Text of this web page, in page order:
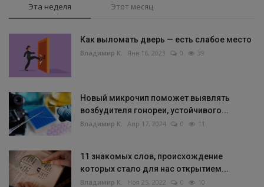
Эта неделя Этот месяц
Как выломать дверь — есть слабое место
Владимир К. Янв 16, 2023 0 39
Новый микрочип поможет выявлять
возбудителя гонореи, устойчивого...
Владимир К. Апр 17, 2024 0 11
11 знакомых слов, происхождение
которых стало для нас открытием...
Владимир К. Ноя 25, 2022 0 10